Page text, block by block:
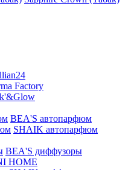
Factory
BEA'S автопарфюм
SHAIK автопарфюм
BEA'S диффузоры
HOME